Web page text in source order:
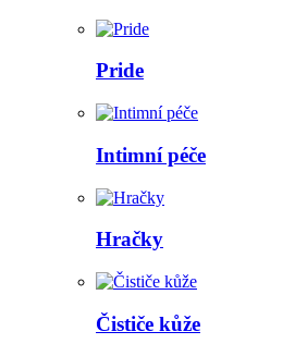
Pride
Intimní péče
Hračky
Čističe kůže